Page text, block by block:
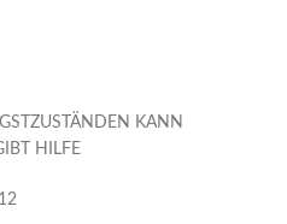
KANN
HILFE